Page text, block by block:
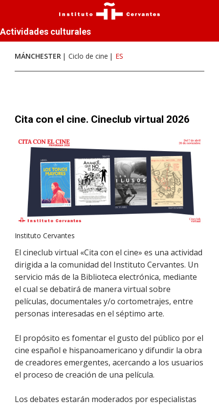
Actividades culturales
MÁNCHESTER Ciclo de cine ES
Cita con el cine. Cineclub virtual 2026
Instituto Cervantes
El cineclub virtual «Cita con el cine» es una actividad
dirigida a la comunidad del Instituto Cervantes. Un
servicio más de la Biblioteca electrónica, mediante
el cual se debatirá de manera virtual sobre
películas, documentales y/o cortometrajes, entre
personas interesadas en el séptimo arte.
El propósito es fomentar el gusto del público por el
cine español e hispanoamericano y difundir la obra
de creadores emergentes, acercando a los usuarios
el proceso de creación de una película.
Los debates estarán moderados por especialistas